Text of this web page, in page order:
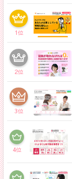
1位
2位
3位
4位